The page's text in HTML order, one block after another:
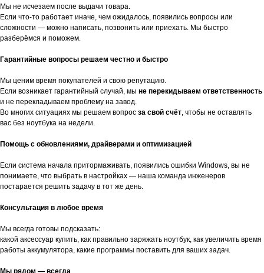
Мы не исчезаем после выдачи товара.
Если что-то работает иначе, чем ожидалось, появились вопросы или
сложности — можно написать, позвонить или приехать. Мы быстро
разберёмся и поможем.
Гарантийные вопросы решаем честно и быстро
Мы ценим время покупателей и свою репутацию.
Если возникает гарантийный случай, мы не перекидываем ответственность
и не перекладываем проблему на завод.
Во многих ситуациях мы решаем вопрос за свой счёт, чтобы не оставлять
вас без ноутбука на недели.
Помощь с обновлениями, драйверами и оптимизацией
Если система начала притормаживать, появились ошибки Windows, вы не
понимаете, что выбрать в настройках — наша команда инженеров
постарается решить задачу в тот же день.
Консультация в любое время
Мы всегда готовы подсказать:
какой аксессуар купить, как правильно заряжать ноутбук, как увеличить время
работы аккумулятора, какие программы поставить для ваших задач.
Мы рядом — всегда